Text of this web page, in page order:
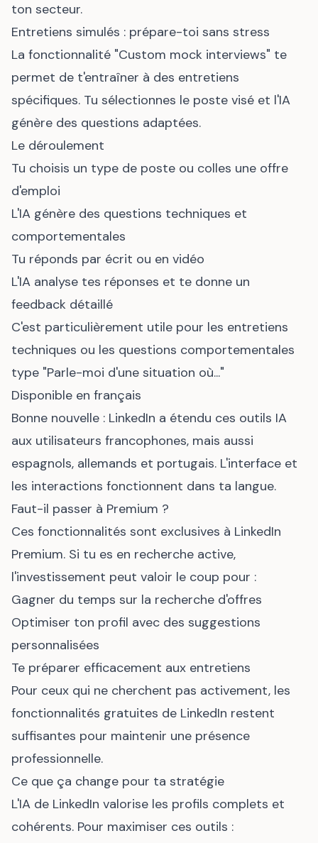
ton secteur.
Entretiens simulés : prépare-toi sans stress
La fonctionnalité "Custom mock interviews" te
permet de t'entraîner à des entretiens
spécifiques. Tu sélectionnes le poste visé et l'IA
génère des questions adaptées.
Le déroulement
Tu choisis un type de poste ou colles une offre
d'emploi
L'IA génère des questions techniques et
comportementales
Tu réponds par écrit ou en vidéo
L'IA analyse tes réponses et te donne un
feedback détaillé
C'est particulièrement utile pour les entretiens
techniques ou les questions comportementales
type "Parle-moi d'une situation où..."
Disponible en français
Bonne nouvelle : LinkedIn a étendu ces outils IA
aux utilisateurs francophones, mais aussi
espagnols, allemands et portugais. L'interface et
les interactions fonctionnent dans ta langue.
Faut-il passer à Premium ?
Ces fonctionnalités sont exclusives à LinkedIn
Premium. Si tu es en recherche active,
l'investissement peut valoir le coup pour :
Gagner du temps sur la recherche d'offres
Optimiser ton profil avec des suggestions
personnalisées
Te préparer efficacement aux entretiens
Pour ceux qui ne cherchent pas activement, les
fonctionnalités gratuites de LinkedIn restent
suffisantes pour maintenir une présence
professionnelle.
Ce que ça change pour ta stratégie
L'IA de LinkedIn valorise les profils complets et
cohérents. Pour maximiser ces outils :